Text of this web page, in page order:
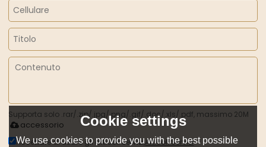
Supporta solo .rar/.zip/.jpg/.png/.gif/.doc/.xls/.pdf, massimo 20M
accessorio
Accettare di usare gli articoli servizi,Articoli Servizi
Cookie settings
We use cookies to provide you with the best possible